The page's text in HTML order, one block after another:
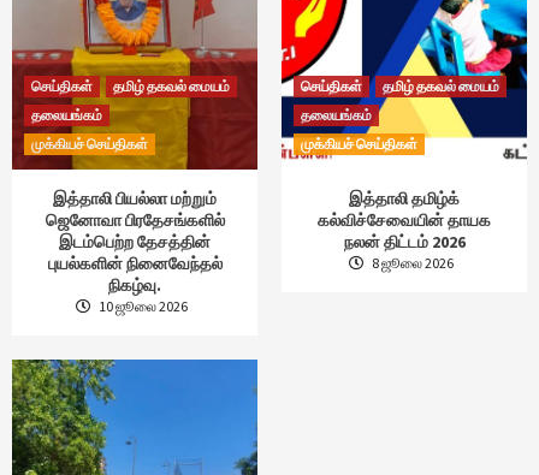
செய்திகள்
தமிழ் தகவல் மையம்
தலையங்கம்
முக்கியச் செய்திகள்
இத்தாலி பியல்லா மற்றும்
ஜெனோவா பிரதேசங்களில்
இடம்பெற்ற தேசத்தின்
புயல்களின் நினைவேந்தல்
நிகழ்வு.
10 ஜூலை 2026
செய்திகள்
தமிழ் தகவல் மையம்
தலையங்கம்
முக்கியச் செய்திகள்
இத்தாலி தமிழ்க்
கல்விச்சேவையின் தாயக
நலன் திட்டம் 2026
8 ஜூலை 2026